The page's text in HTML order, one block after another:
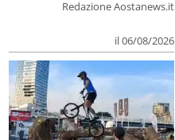
Redazione Aostanews.it
il 06/08/2026